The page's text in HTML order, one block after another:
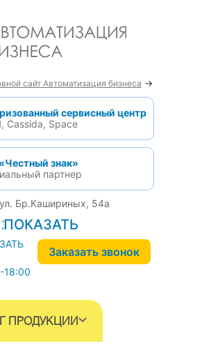
сайт Автоматизация бизнеса →
сервисный центр
Cassida, Space
знак»
партнер
Бр.Кашириных, 54а
242-04-09
Заказать звонок
18:00
ПРОДУКЦИИ